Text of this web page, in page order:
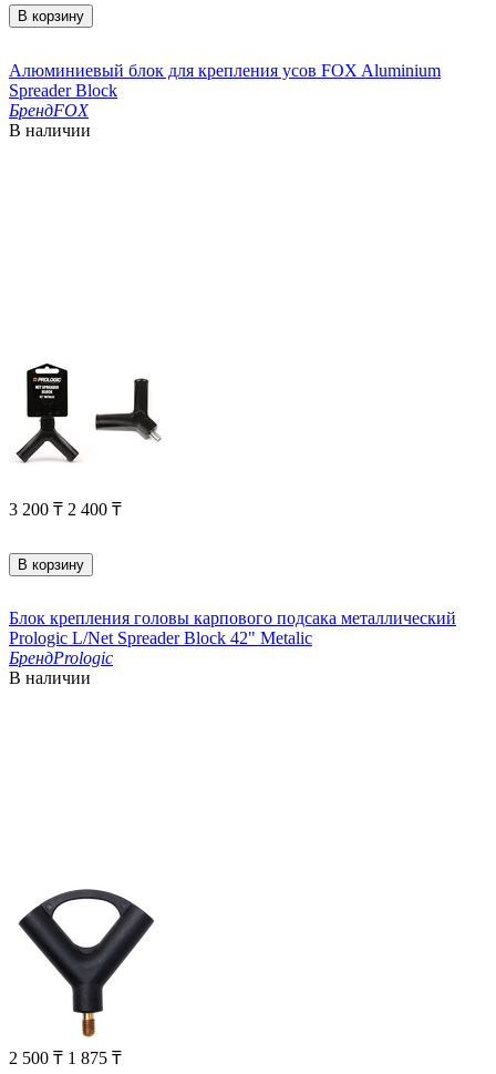
В корзину
Алюминиевый блок для крепления усов FOX Aluminium
Spreader Block
БрендFOX
В наличии
3 200 ₸ 2 400 ₸
В корзину
Блок крепления головы карпового подсака металлический
Prologic L/Net Spreader Block 42" Metalic
БрендPrologic
В наличии
2 500 ₸ 1 875 ₸